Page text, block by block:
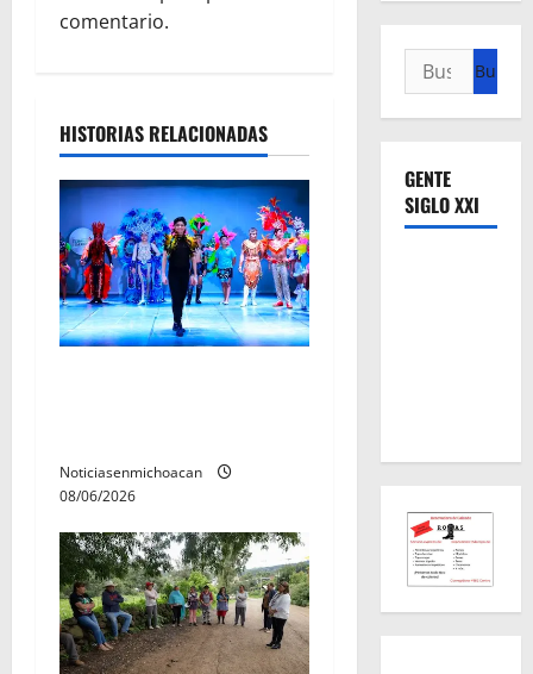
i
n
d
e
e
n
t
a
d
a
s
comentario.
HISTORIAS RELACIONADAS
Noticiasenmichoacan
08/06/2026
Buscar:
GENTE
SIGLO XXI